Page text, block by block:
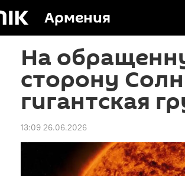
Армения
На
сторону
гигантская
13:09 26.06.2026